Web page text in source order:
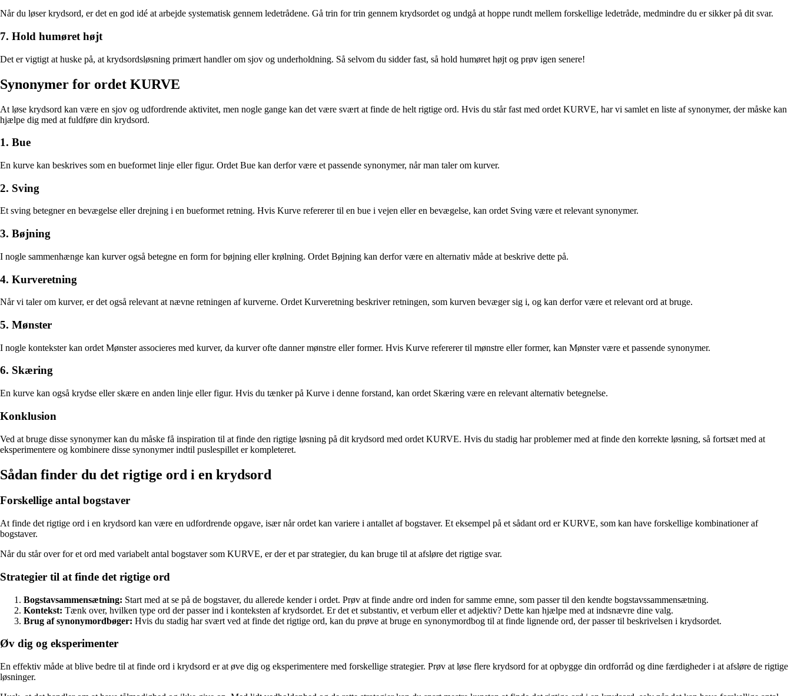
Når du løser krydsord, er det en god idé at arbejde systematisk gennem ledetrådene. Gå trin for trin gennem krydsordet og undgå at hoppe rundt mellem forskellige ledetråde, medmindre du er sikker på dit svar.
7. Hold humøret højt
Det er vigtigt at huske på, at krydsordsløsning primært handler om sjov og underholdning. Så selvom du sidder fast, så hold humøret højt og prøv igen senere!
Synonymer for ordet KURVE
At løse krydsord kan være en sjov og udfordrende aktivitet, men nogle gange kan det være svært at finde de helt rigtige ord. Hvis du står fast med ordet KURVE, har vi samlet en liste af synonymer, der måske kan
hjælpe dig med at fuldføre din krydsord.
1. Bue
En kurve kan beskrives som en bueformet linje eller figur. Ordet Bue kan derfor være et passende synonymer, når man taler om kurver.
2. Sving
Et sving betegner en bevægelse eller drejning i en bueformet retning. Hvis Kurve refererer til en bue i vejen eller en bevægelse, kan ordet Sving være et relevant synonymer.
3. Bøjning
I nogle sammenhænge kan kurver også betegne en form for bøjning eller krølning. Ordet Bøjning kan derfor være en alternativ måde at beskrive dette på.
4. Kurveretning
Når vi taler om kurver, er det også relevant at nævne retningen af kurverne. Ordet Kurveretning beskriver retningen, som kurven bevæger sig i, og kan derfor være et relevant ord at bruge.
5. Mønster
I nogle kontekster kan ordet Mønster associeres med kurver, da kurver ofte danner mønstre eller former. Hvis Kurve refererer til mønstre eller former, kan Mønster være et passende synonymer.
6. Skæring
En kurve kan også krydse eller skære en anden linje eller figur. Hvis du tænker på Kurve i denne forstand, kan ordet Skæring være en relevant alternativ betegnelse.
Konklusion
Ved at bruge disse synonymer kan du måske få inspiration til at finde den rigtige løsning på dit krydsord med ordet KURVE. Hvis du stadig har problemer med at finde den korrekte løsning, så fortsæt med at
eksperimentere og kombinere disse synonymer indtil puslespillet er kompleteret.
Sådan finder du det rigtige ord i en krydsord
Forskellige antal bogstaver
At finde det rigtige ord i en krydsord kan være en udfordrende opgave, især når ordet kan variere i antallet af bogstaver. Et eksempel på et sådant ord er KURVE, som kan have forskellige kombinationer af
bogstaver.
Når du står over for et ord med variabelt antal bogstaver som KURVE, er der et par strategier, du kan bruge til at afsløre det rigtige svar.
Strategier til at finde det rigtige ord
Bogstavsammensætning: Start med at se på de bogstaver, du allerede kender i ordet. Prøv at finde andre ord inden for samme emne, som passer til den kendte bogstavssammensætning.
Kontekst: Tænk over, hvilken type ord der passer ind i konteksten af krydsordet. Er det et substantiv, et verbum eller et adjektiv? Dette kan hjælpe med at indsnævre dine valg.
Brug af synonymordbøger: Hvis du stadig har svært ved at finde det rigtige ord, kan du prøve at bruge en synonymordbog til at finde lignende ord, der passer til beskrivelsen i krydsordet.
Øv dig og eksperimenter
En effektiv måde at blive bedre til at finde ord i krydsord er at øve dig og eksperimentere med forskellige strategier. Prøv at løse flere krydsord for at opbygge din ordforråd og dine færdigheder i at afsløre de rigtige
løsninger.